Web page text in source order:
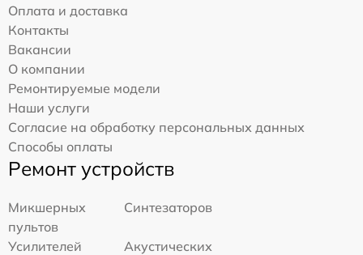
Оплата и доставка
Контакты
Вакансии
О компании
Ремонтируемые модели
Наши услуги
Согласие на обработку персональных данных
Способы оплаты
Ремонт устройств
Микшерных
пультов
Синтезаторов
Усилителей
Акустических